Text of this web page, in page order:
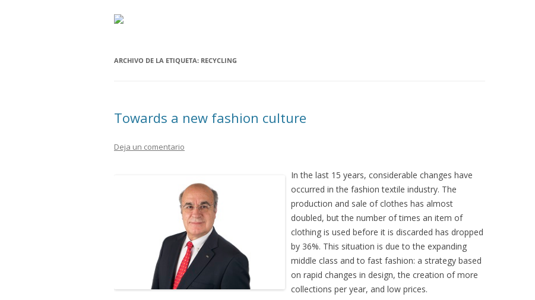
ARCHIVO DE LA ETIQUETA: RECYCLING
Towards a new fashion culture
Deja un comentario
In the last 15 years, considerable changes have
occurred in the fashion textile industry. The
production and sale of clothes has almost
doubled, but the number of times an item of
clothing is used before it is discarded has dropped
by 36%. This situation is due to the expanding
middle class and to fast fashion: a strategy based
on rapid changes in design, the creation of more
collections per year, and low prices.